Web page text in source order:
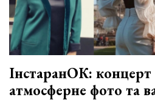
ІнстаранОК: концерт
атмосферне фото та